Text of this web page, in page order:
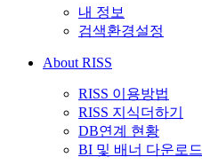
내 정보
검색환경설정
About RISS
RISS 이용방법
RISS 지식더하기
DB연계 현황
BI 및 배너 다운로드